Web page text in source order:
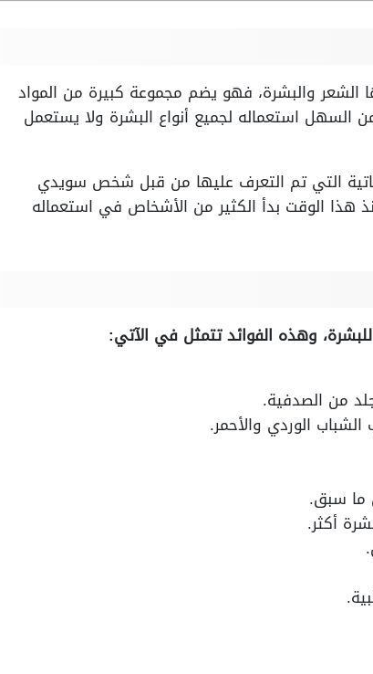
الشعر والبشرة، فهو يضم مجموعة كبيرة من المواد
إلى أنه من السهل استعماله لجميع أنواع البشرة ولا يستعمل
التي تم التعرف عليها من قبل شخص سويدي
في تسخين خليط زيت الزيتون وهذا في عام 1977، ومنذ هذا الوقت بدأ الكثير من الأشخاص في استعماله
وهذه الفوائد تتمثل في الآتي:
من الصدفية.
الوردي والأحمر.
ما سبق.
أكثر.